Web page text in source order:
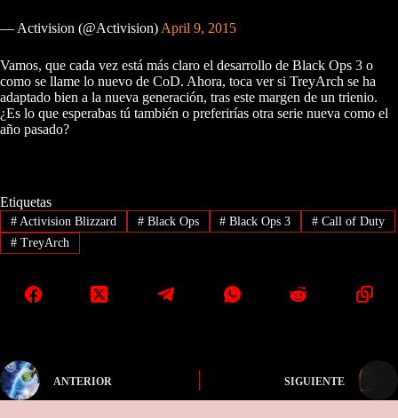
— Activision (@Activision) April 9, 2015
Vamos, que cada vez está más claro el desarrollo de Black Ops 3 o
como se llame lo nuevo de CoD. Ahora, toca ver si TreyArch se ha
adaptado bien a la nueva generación, tras este margen de un trienio.
¿Es lo que esperabas tú también o preferirías otra serie nueva como el
año pasado?
Etiquetas
#Activision Blizzard #Black Ops # Black Ops 3 # Call of Duty
#TreyArch
ANTERIOR SIGUIENTE